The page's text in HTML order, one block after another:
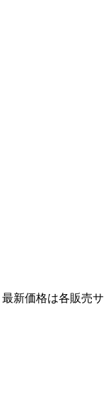
新価格は各販売サ